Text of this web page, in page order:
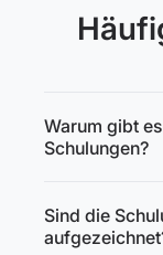
Warum gibt
Schulungen?
Sind die